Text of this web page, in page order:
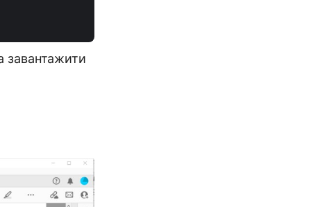
завантажити